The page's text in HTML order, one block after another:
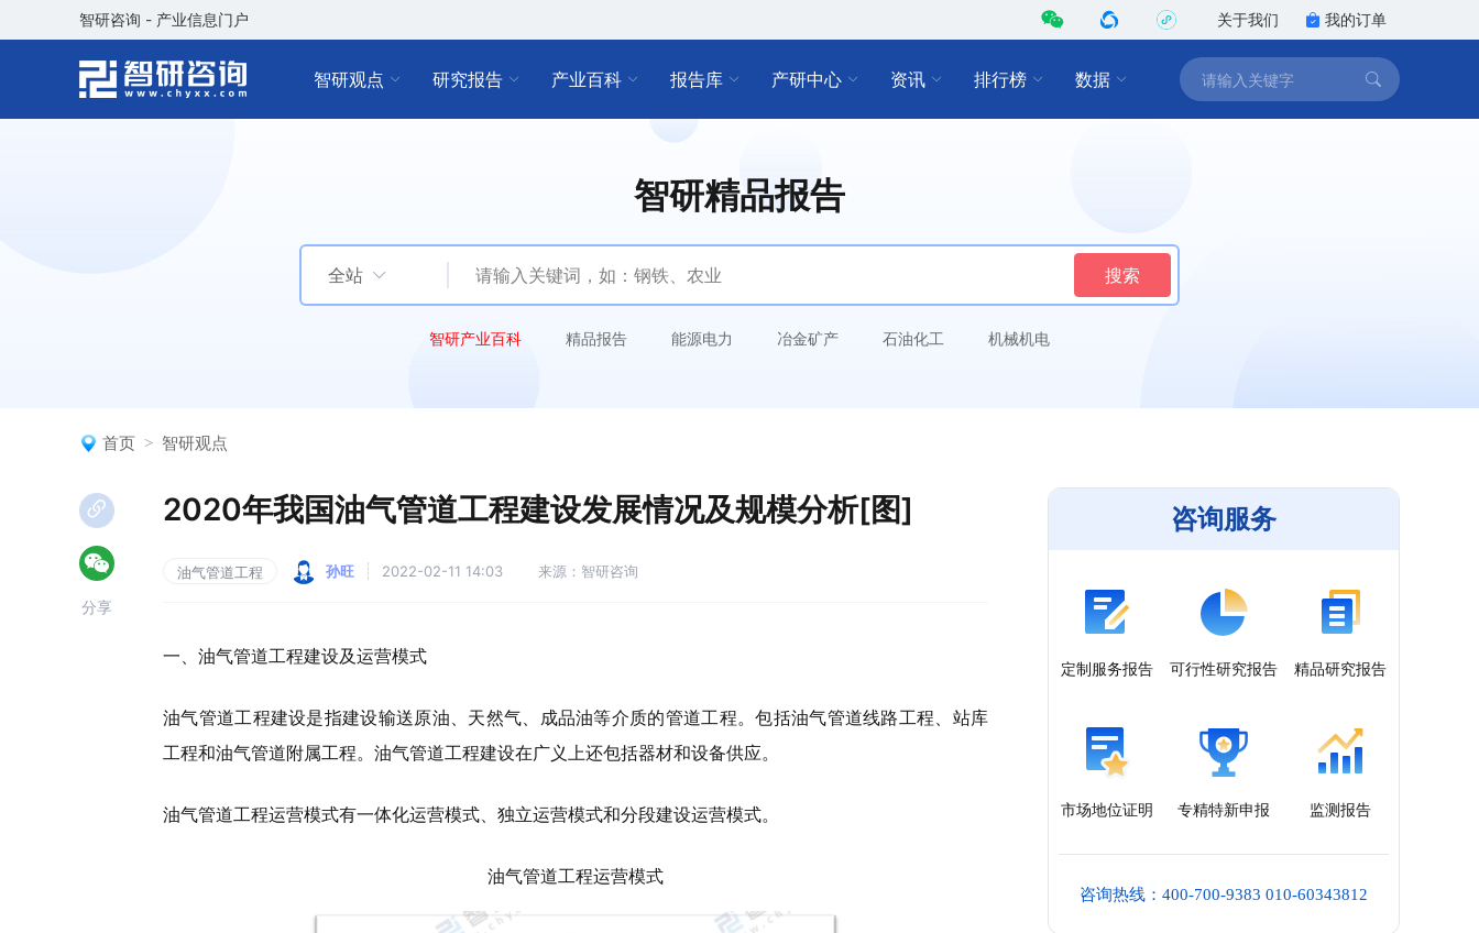
智研咨询 - 产业信息门户 关于我们 我的订单
智研观点 研究报告 产业百科 报告库 产研中心 资讯 排行榜 数据
智研精品报告
全站 搜索
智研产业百科 精品报告 能源电力 冶金矿产 石油化工 机械机电
首页 智研观点
2020年我国油气管道工程建设发展情况及规模分析[图]
油气管道工程 孙旺 2022-02-11 14:03 来源：智研咨询
一、油气管道工程建设及运营模式
油气管道工程建设是指建设输送原油、天然气、成品油等介质的管道工程。包括油气管道线路工程、站库
工程和油气管道附属工程。油气管道工程建设在广义上还包括器材和设备供应。
油气管道工程运营模式有一体化运营模式、独立运营模式和分段建设运营模式。
油气管道工程运营模式
分享
咨询服务
定制服务报告 可行性研究报告 精品研究报告
市场地位证明 专精特新申报 监测报告
咨询热线：400-700-9383 010-60343812